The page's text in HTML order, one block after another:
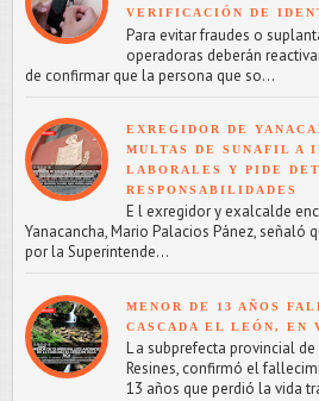
VERIFICACIÓN DE
Para evitar fraudes o
operadoras deberán
de confirmar que la persona que so...
EXREGIDOR DE
MULTAS DE SUNAFIL A
LABORALES Y PIDE
RESPONSABILIDADES
E l exregidor y exalcalde
Yanacancha, Mario Palacios Pánez, señaló
por la Superintende...
MENOR DE 13 AÑOS
CASCADA EL LEÓN, EN
L a subprefecta provincial de
Resines, confirmó el
13 años que perdió la vida